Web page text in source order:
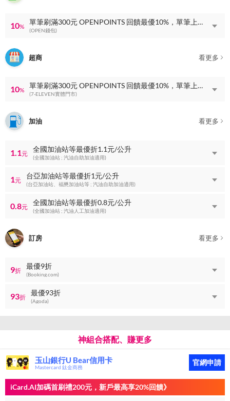
10%
單筆刷滿300元 OPENPOINTS 回饋最優10%，單筆上限 OPENPOINTS 回饋60點
(OPEN錢包)
超商 看更多
10%
單筆刷滿300元 OPENPOINTS 回饋最優10%，單筆上限 OPENPOINTS 回饋60點
(7-ELEVEN實體門市)
加油 看更多
1.1元
全國加油站等最優折1.1元/公升
(全國加油站 ; 汽油自助加油適用)
1元
台亞加油站等最優折1元/公升
(台亞加油站、福懋加油站等 ; 汽油自助加油適用)
0.8元
全國加油站等最優折0.8元/公升
(全國加油站 ; 汽油人工加油適用)
訂房 看更多
9折
最優9折
(Booking.com)
93折
最優93折
(Agoda)
神組合搭配、賺更多
玉山銀行U Bear信用卡
Mastercard 鈦金商務
官網申請
iCard.AI加碼首刷禮200元，新戶最高享20%回饋》